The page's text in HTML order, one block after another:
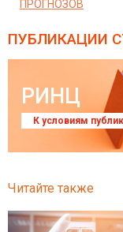
ПРОГНОЗОВ
ПУБЛИКАЦИИ
РИНЦ
К условиям
Читайте также